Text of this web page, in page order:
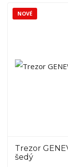
Trezor
šedý
NOVÉ